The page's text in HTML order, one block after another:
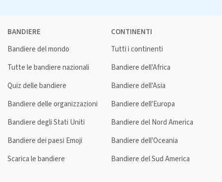
BANDIERE
Bandiere del mondo
Tutte le bandiere nazionali
Quiz delle bandiere
Bandiere delle organizzazioni
Bandiere degli Stati Uniti
Bandiere dei paesi Emoji
Scarica le bandiere
CONTINENTI
Tutti i continenti
Bandiere dell'Africa
Bandiere dell'Asia
Bandiere dell'Europa
Bandiere del Nord America
Bandiere dell'Oceania
Bandiere del Sud America